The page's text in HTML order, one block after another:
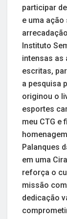
participar
e uma
Instituto
intensas as
escritas,
a pesquisa
originou o
esportes
meu CTG e
Palanques
em uma
reforça o
missão
dedicação